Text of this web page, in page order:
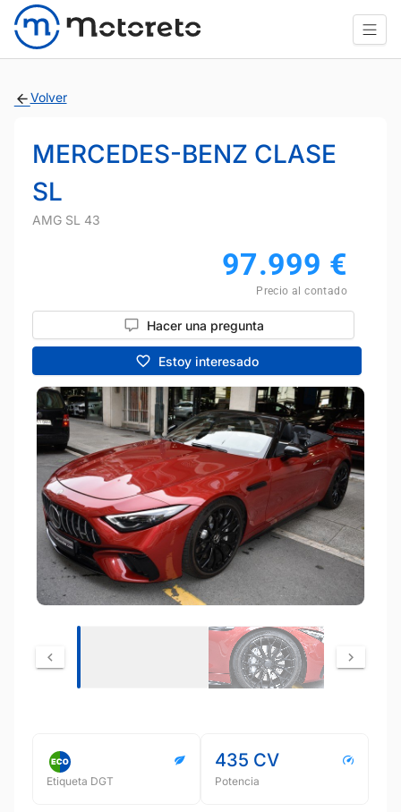
Volver
MERCEDES-BENZ CLASE
SL
AMG SL 43
97.999 €
Precio al contado
Hacer una pregunta
Estoy interesado
Etiqueta DGT
435 CV
Potencia